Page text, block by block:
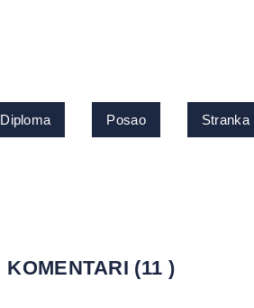
Diploma Posao Stranka
KOMENTARI (11 )